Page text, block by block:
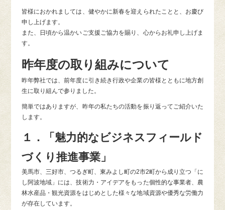
皆様におかれましては、健やかに新春を迎えられたことと、お慶び
申し上げます。
また、日頃から温かいご支援ご協力を賜り、心からお礼申し上げま
す。
昨年度の取り組みについて
昨年弊社では、前年度に引き続き行政や企業の皆様とともに地方創
生に取り組んで参りました。
簡単ではありますが、昨年の私たちの活動を振り返ってご紹介いた
します。
１．「魅力的なビジネスフィールド
づくり推進事業」
美馬市、三好市、つるぎ町、東みよし町の2市2町から成り立つ「に
し阿波地域」には、技術力・アイデアをもった個性的な事業者、農
林水産品・観光資源をはじめとした様々な地域資源や優秀な労働力
が存在しています。